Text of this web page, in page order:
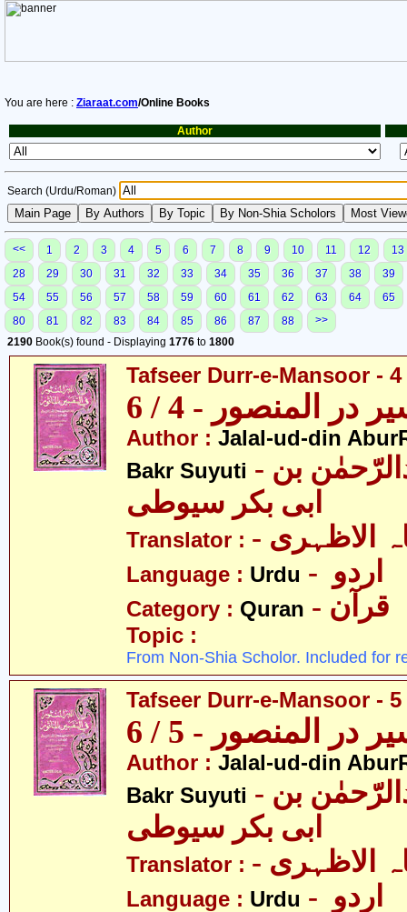
You are here : Ziaraat.com/Online Books
Author
Search (Urdu/Roman)
<< 1 2 3 4 5 6 7 8 9 10 11 12
13
28
29 30 31 32 33 34 35 36 37 38
39
54
55 56 57 58 59 60 61 62 63 64
65
80
81 82 83 84 85 86 87 88
>>
2190 Book(s) found - Displaying 1776 to 1800
Tafseer Durr-e-Mansoor -
در المنصور - 4 / 6
Author : Jalal-ud-din
Bakr Suyuti - جلال الدین عبدالرّحمٰن بن
ابی بکر سیوطی
Translator : الاظہری
Language : Urdu
Category : Quran - قرآن
Topic :
From Non-Shia Scholor. Included for
Tafseer Durr-e-Mansoor -
در المنصور - 5 / 6
Author : Jalal-ud-din
Bakr Suyuti - جلال الدین عبدالرّحمٰن بن
ابی بکر سیوطی
Translator : الاظہری
Language : Urdu